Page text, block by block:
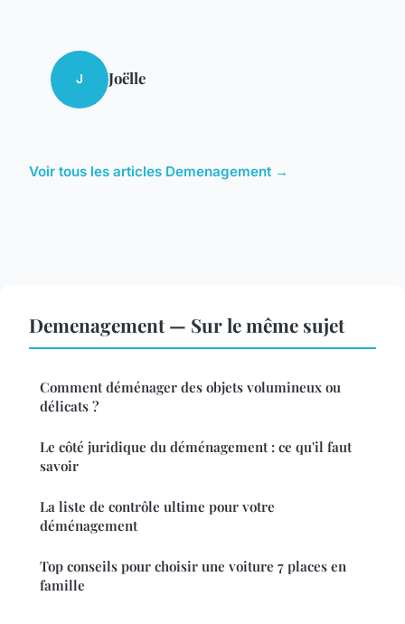
J Joëlle
Voir tous les articles Demenagement →
Demenagement — Sur le même sujet
Comment déménager des objets volumineux ou
délicats ?
Le côté juridique du déménagement : ce qu'il faut
savoir
La liste de contrôle ultime pour votre
déménagement
Top conseils pour choisir une voiture 7 places en
famille